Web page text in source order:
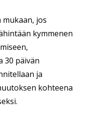
jos
kymmenen
30 päivän
ja
kohteena